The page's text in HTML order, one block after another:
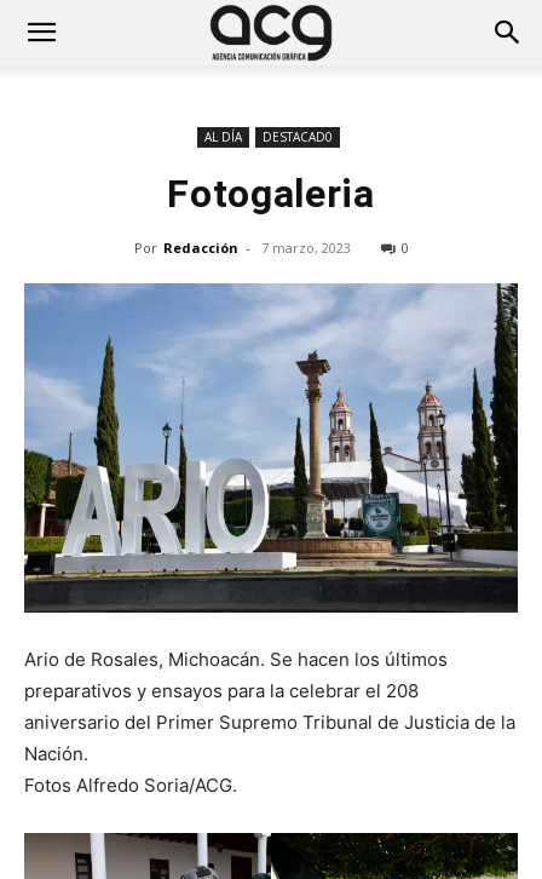
AL DÍA DESTACAD0
Fotogaleria
Por Redacción - 7 marzo, 2023 0
Ario de Rosales, Michoacán. Se hacen los últimos
preparativos y ensayos para la celebrar el 208
aniversario del Primer Supremo Tribunal de Justicia de la
Nación.
Fotos Alfredo Soria/ACG.